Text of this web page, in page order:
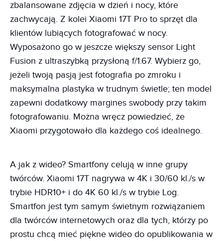
zbalansowane zdjęcia w dzień i nocy, które
zachwycają. Z kolei Xiaomi 17T Pro to sprzęt dla
klientów lubiących fotografować w nocy.
Wyposażono go w jeszcze większy sensor Light
Fusion z ultraszybką przysłoną f/1.67. Wybierz go,
jeżeli twoją pasją jest fotografia po zmroku i
maksymalna plastyka w trudnym świetle; ten model
zapewni dodatkowy margines swobody przy takim
fotografowaniu. Można wręcz powiedzieć, że
Xiaomi przygotowało dla każdego coś idealnego.
A jak z wideo? Smartfony celują w inne grupy
twórców. Xiaomi 17T nagrywa w 4K i 30/60 kl./s w
trybie HDR10+ i do 4K 60 kl./s w trybie Log.
Smartfon jest tym samym świetnym rozwiązaniem
dla twórców internetowych oraz dla tych, którzy po
prostu chcą mieć piękne wideo do opublikowania w